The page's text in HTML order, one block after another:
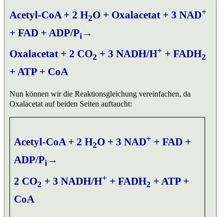
Acetyl-CoA + 2 H2O + Oxalacetat + 3 NAD+
+ FAD + ADP/Pi →
Oxalacetat + 2 CO2 + 3 NADH/H+ + FADH2
+ ATP + CoA
Nun können wir die Reaktionsgleichung vereinfachen, da
Oxalacetat auf beiden Seiten auftaucht:
Acetyl-CoA + 2 H2O + 3 NAD+ + FAD +
ADP/Pi →
2 CO2 + 3 NADH/H+ + FADH2 + ATP +
CoA